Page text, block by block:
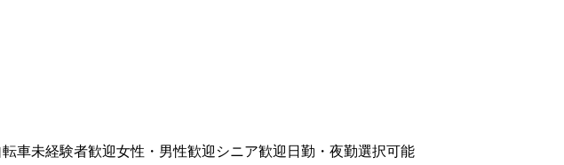
転車未経験者歓迎女性・男性歓迎 シニア歓迎 日勤・夜勤選択可能